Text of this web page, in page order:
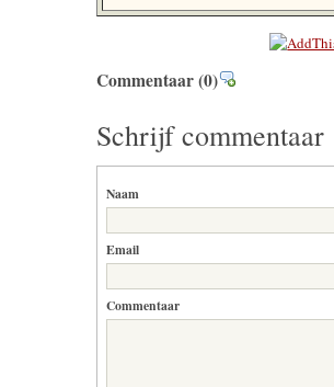
Commentaar(0)
Schrijf commentaar
Naam
Email
Commentaar